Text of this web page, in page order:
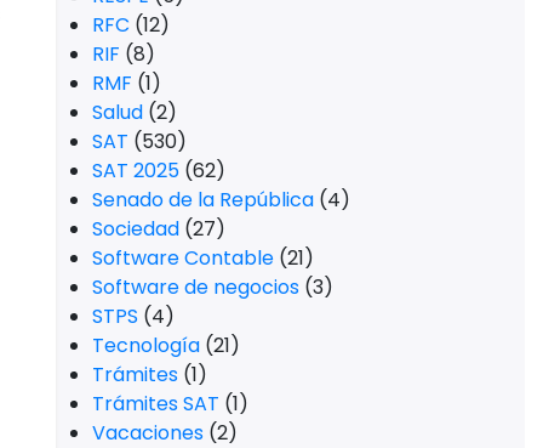
RFC (12)
RIF (8)
RMF (1)
Salud (2)
SAT (530)
SAT 2025 (62)
Senado de la República (4)
Sociedad (27)
Software Contable (21)
Software de negocios (3)
STPS (4)
Tecnología (21)
Trámites (1)
Trámites SAT (1)
Vacaciones (2)